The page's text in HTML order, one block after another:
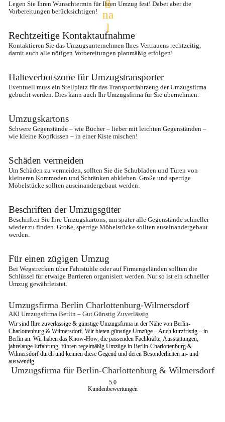
Legen Sie Ihren Wunschtermin für Ihren Umzug fest! Dabei aber die
Vorbereitungen berücksichtigen!
Rechtzeitige Kontaktaufnahme
Kontaktieren Sie das Umzugsunternehmen Ihres Vertrauens rechtzeitig,
damit auch alle nötigen Vorbereitungen planmäßig erfolgen!
Halteverbotszone für Umzugstransporter
Eventuell muss ein Stellplatz für das Transportfahrzeug der Umzugsfirma
gebucht werden. Dies kann auch Ihr Umzugsfirma für Sie übernehmen.
Umzugskartons
Schwere Gegenstände – wie Bücher – lieber mit leichten Gegenständen –
wie kleine Kopfkissen – in einer Kiste mischen!
Schäden vermeiden
Um Schäden zu vermeiden, sollten Sie die Schubladen und Türen von
kleineren Kommoden und Schränken abkleben. Große und sperrige
Möbelstücke sollten auseinandergebaut werden.
Beschriften der Umzugsgüter
Beschriften Sie Ihre Umzugskartons, um später alle Gegenstände schneller
wieder zu finden. Große, sperrige Möbelstücke sollten auseinandergebaut
werden.
Für einen zügigen Umzug
Bei Wegstrecken über Fahrstühle oder auf Firmengeländen sollten die
Schlüssel für etwaige Barrieren organisiert werden. Nur so ist ein schneller
Umzug gewährleistet.
Umzugsfirma Berlin Charlottenburg-Wilmersdorf
AKI Umzugsfirma Berlin – Gut Günstig Zuverlässig
Wir sind Ihre zuverlässige & günstige Umzugsfirma in der Nähe von Berlin-
Charlottenburg & Wilmersdorf. Wir bieten günstige Umzüge – Auch kurzfristig – in
Berlin an. Wir haben das Know-How, die passenden Fachkräfte, Ausstattungen,
jahrelange Erfahrung, führen regelmäßig Umzüge in Berlin-Charlottenburg &
Wilmersdorf durch und kennen diese Gegend und deren Besonderheiten in- und
auswendig.
Umzugsfirma für Berlin-Charlottenburg & Wilmersdorf
5.0
Kundenbewertungen